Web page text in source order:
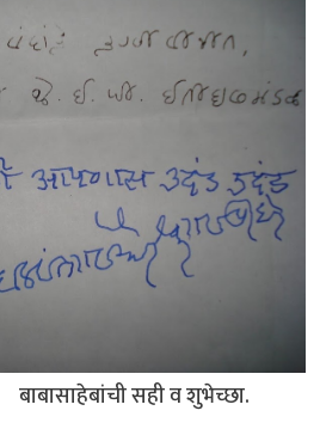
सही व शुभेच्छा.